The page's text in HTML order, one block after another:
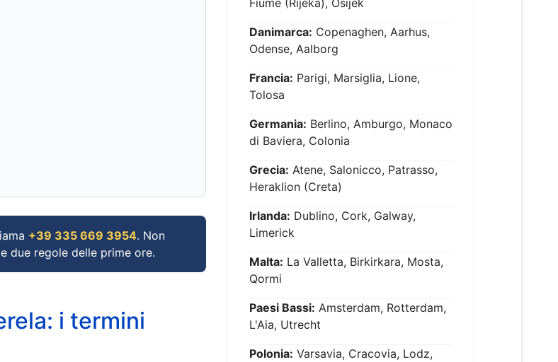
+39 335 669 3954. Non
due regole delle prime ore.
i termini
Danimarca: Copenaghen, Aarhus,
Odense, Aalborg
Francia: Parigi, Marsiglia, Lione,
Tolosa
Germania: Berlino, Amburgo, Monaco
di Baviera, Colonia
Grecia: Atene, Salonicco, Patrasso,
Heraklion (Creta)
Irlanda: Dublino, Cork, Galway,
Limerick
Malta: La Valletta, Birkirkara, Mosta,
Qormi
Paesi Bassi: Amsterdam, Rotterdam,
L'Aia, Utrecht
Polonia: Varsavia, Cracovia, Lodz,